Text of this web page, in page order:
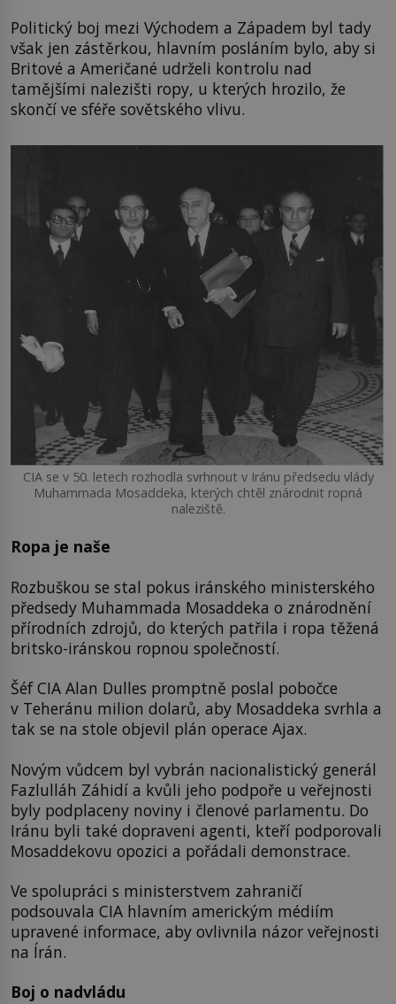
Politický boj mezi Východem a Západem byl tady
však jen zástěrkou, hlavním posláním bylo, aby si
Britové a Američané udrželi kontrolu nad
tamějšími nalezišti ropy, u kterých hrozilo, že
skončí ve sféře sovětského vlivu.
CIA se v 50. letech rozhodla svrhnout v Iránu předsedu vlády
Muhammada Mosaddeka, kterých chtěl znárodnit ropná
naleziště.
Ropa je naše
Rozbuškou se stal pokus iránského ministerského
předsedy Muhammada Mosaddeka o znárodnění
přírodních zdrojů, do kterých patřila i ropa těžená
britsko-iránskou ropnou společností.
Šéf CIA Alan Dulles promptně poslal pobočce
v Teheránu milion dolarů, aby Mosaddeka svrhla a
tak se na stole objevil plán operace Ajax.
Novým vůdcem byl vybrán nacionalistický generál
Fazlulláh Záhidí a kvůli jeho podpoře u veřejnosti
byly podplaceny noviny i členové parlamentu. Do
Iránu byli také dopraveni agenti, kteří podporovali
Mosaddekovu opozici a pořádali demonstrace.
Ve spolupráci s ministerstvem zahraničí
podsouvala CIA hlavním americkým médiím
upravené informace, aby ovlivnila názor veřejnosti
na Írán.
Boj o nadvládu